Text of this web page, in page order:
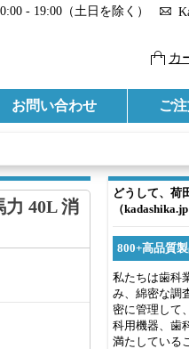
- 19:00（土日を除く）
カ
お問い合わせ ご
どうして、荷
（
800+高品質
私たちは歯科
み、綿密な調
密に管理して
科用機器、歯
満たしている
40L 消